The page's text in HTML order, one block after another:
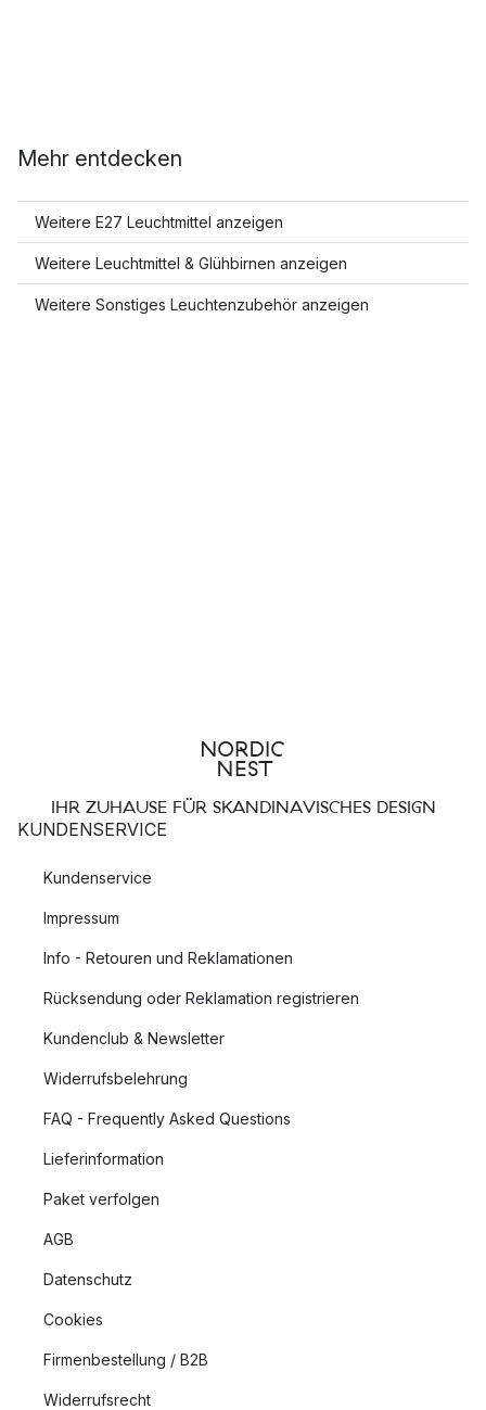
Mehr entdecken
Weitere E27 Leuchtmittel anzeigen
Weitere Leuchtmittel & Glühbirnen anzeigen
Weitere Sonstiges Leuchtenzubehör anzeigen
IHR ZUHAUSE FÜR SKANDINAVISCHES DESIGN
KUNDENSERVICE
Kundenservice
Impressum
Info - Retouren und Reklamationen
Rücksendung oder Reklamation registrieren
Kundenclub & Newsletter
Widerrufsbelehrung
FAQ - Frequently Asked Questions
Lieferinformation
Paket verfolgen
AGB
Datenschutz
Cookies
Firmenbestellung / B2B
Widerrufsrecht